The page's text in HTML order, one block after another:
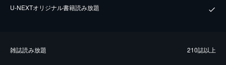
U-NEXTオリジナル書籍読み放題
雑誌読み放題 210誌以上